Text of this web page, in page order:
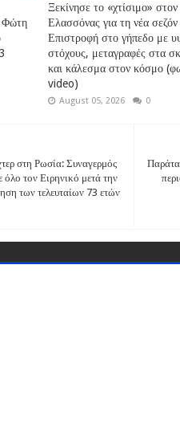
Φώτη
Ξεκίνησε το «χτίσιμο»
Ελασσόνας για τη νέα σεζόν
Επιστροφή στο γήπεδο με
στόχους, μεταγραφές στα
και κάλεσμα στον κόσμο
video)
August 05, 2026 0
στη Ρωσία: Συναγερμός
όλο τον Ειρηνικό μετά την
των τελευταίων 73 ετών